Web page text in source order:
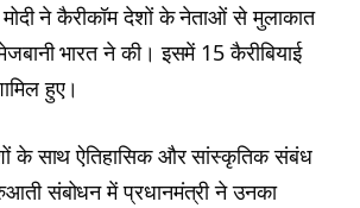
मोदी ने कैरीकॉम देशों के नेताओं से मुलाकात
भारत ने की। इसमें 15 कैरीबियाई
हुए।
के साथ ऐतिहासिक और सांस्कृतिक संबंध
संबोधन में प्रधानमंत्री ने उनका